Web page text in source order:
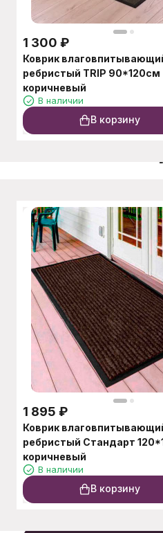
1 300 ₽
Коврик
ребристый TRIP 90*120см
коричневый
В наличии
В корзину
1 895 ₽
Коврик
ребристый Стандарт
коричневый
В наличии
В корзину